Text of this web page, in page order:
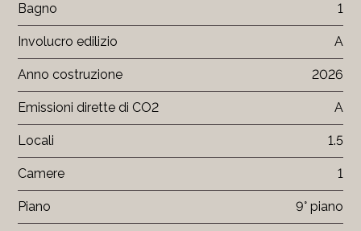
Bagno 1
Involucro edilizio A
Anno costruzione 2026
Emissioni dirette di CO2 A
Locali 1.5
Camere 1
Piano 9° piano